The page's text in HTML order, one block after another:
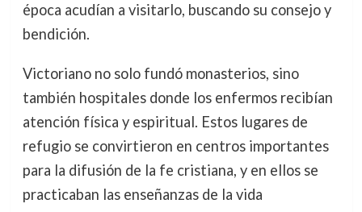
época acudían a visitarlo, buscando su consejo y
bendición.
Victoriano no solo fundó monasterios, sino
también hospitales donde los enfermos recibían
atención física y espiritual. Estos lugares de
refugio se convirtieron en centros importantes
para la difusión de la fe cristiana, y en ellos se
practicaban las enseñanzas de la vida